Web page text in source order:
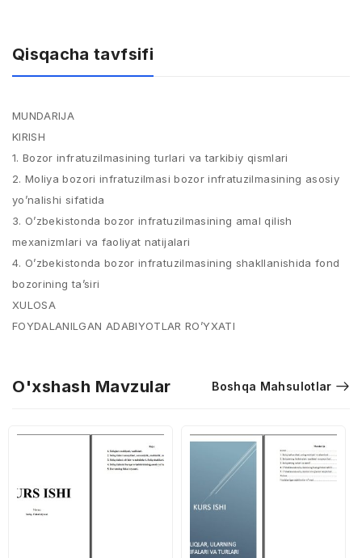
Qisqacha tavfsifi
MUNDARIJA
KIRISH
1. Bozor infratuzilmasining turlari va tarkibiy qismlari
2. Moliya bozori infratuzilmasi bozor infratuzilmasining asosiy
yo’nalishi sifatida
3. O’zbekistonda bozor infratuzilmasining amal qilish
mexanizmlari va faoliyat natijalari
4. O’zbekistonda bozor infratuzilmasining shakllanishida fond
bozorining ta’siri
XULOSA
FOYDALANILGAN ADABIYOTLAR RO’YXATI
O'xshash Mavzular Boshqa Mahsulotlar